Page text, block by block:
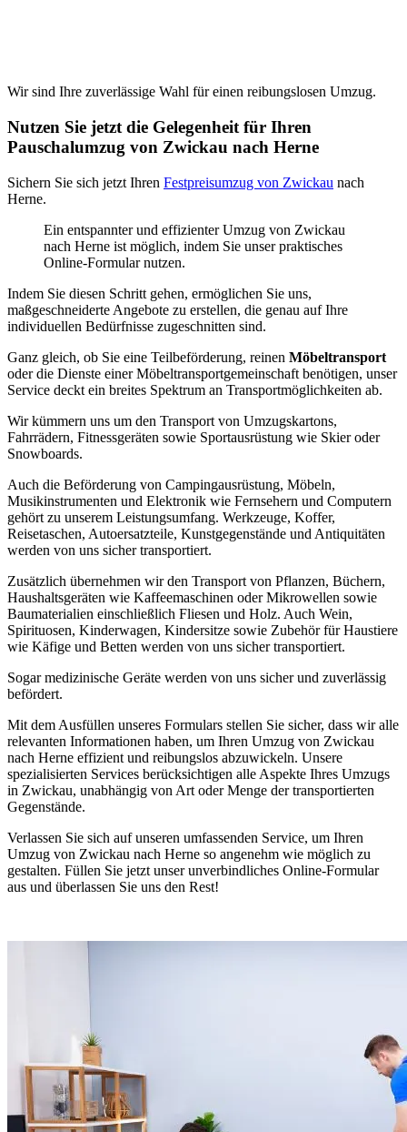
Wir sind Ihre zuverlässige Wahl für einen reibungslosen Umzug.
Nutzen Sie jetzt die Gelegenheit für Ihren
Pauschalumzug von Zwickau nach Herne
Sichern Sie sich jetzt Ihren Festpreisumzug von Zwickau nach
Herne.
Ein entspannter und effizienter Umzug von Zwickau
nach Herne ist möglich, indem Sie unser praktisches
Online-Formular nutzen.
Indem Sie diesen Schritt gehen, ermöglichen Sie uns,
maßgeschneiderte Angebote zu erstellen, die genau auf Ihre
individuellen Bedürfnisse zugeschnitten sind.
Ganz gleich, ob Sie eine Teilbeförderung, reinen Möbeltransport
oder die Dienste einer Möbeltransportgemeinschaft benötigen, unser
Service deckt ein breites Spektrum an Transportmöglichkeiten ab.
Wir kümmern uns um den Transport von Umzugskartons,
Fahrrädern, Fitnessgeräten sowie Sportausrüstung wie Skier oder
Snowboards.
Auch die Beförderung von Campingausrüstung, Möbeln,
Musikinstrumenten und Elektronik wie Fernsehern und Computern
gehört zu unserem Leistungsumfang. Werkzeuge, Koffer,
Reisetaschen, Autoersatzteile, Kunstgegenstände und Antiquitäten
werden von uns sicher transportiert.
Zusätzlich übernehmen wir den Transport von Pflanzen, Büchern,
Haushaltsgeräten wie Kaffeemaschinen oder Mikrowellen sowie
Baumaterialien einschließlich Fliesen und Holz. Auch Wein,
Spirituosen, Kinderwagen, Kindersitze sowie Zubehör für Haustiere
wie Käfige und Betten werden von uns sicher transportiert.
Sogar medizinische Geräte werden von uns sicher und zuverlässig
befördert.
Mit dem Ausfüllen unseres Formulars stellen Sie sicher, dass wir alle
relevanten Informationen haben, um Ihren Umzug von Zwickau
nach Herne effizient und reibungslos abzuwickeln. Unsere
spezialisierten Services berücksichtigen alle Aspekte Ihres Umzugs
in Zwickau, unabhängig von Art oder Menge der transportierten
Gegenstände.
Verlassen Sie sich auf unseren umfassenden Service, um Ihren
Umzug von Zwickau nach Herne so angenehm wie möglich zu
gestalten. Füllen Sie jetzt unser unverbindliches Online-Formular
aus und überlassen Sie uns den Rest!